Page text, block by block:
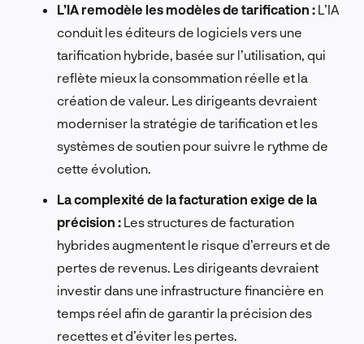
L’IA remodèle les modèles de tarification : L’IA
conduit les éditeurs de logiciels vers une
tarification hybride, basée sur l’utilisation, qui
reflète mieux la consommation réelle et la
création de valeur. Les dirigeants devraient
moderniser la stratégie de tarification et les
systèmes de soutien pour suivre le rythme de
cette évolution.
La complexité de la facturation exige de la
précision : Les structures de facturation
hybrides augmentent le risque d’erreurs et de
pertes de revenus. Les dirigeants devraient
investir dans une infrastructure financière en
temps réel afin de garantir la précision des
recettes et d’éviter les pertes.